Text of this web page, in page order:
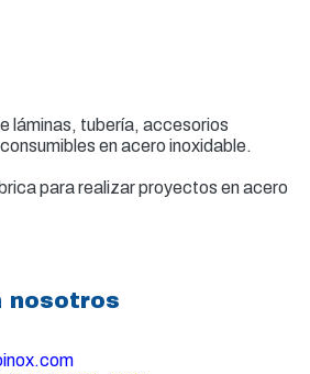
láminas, tubería, accesorios
en acero inoxidable.
para realizar proyectos en acero
nosotros